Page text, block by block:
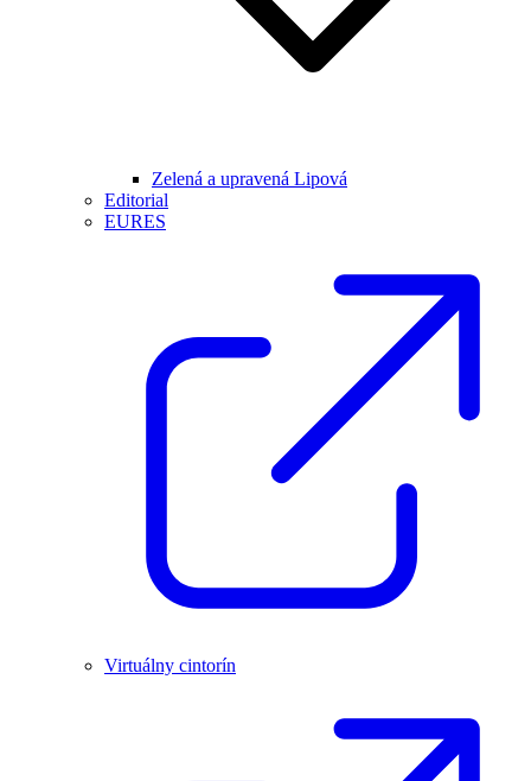
Zelená a upravená Lipová
Editorial
EURES
Virtuálny cintorín